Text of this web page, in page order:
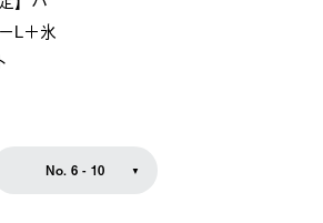
L＋氷
No. 6 - 10